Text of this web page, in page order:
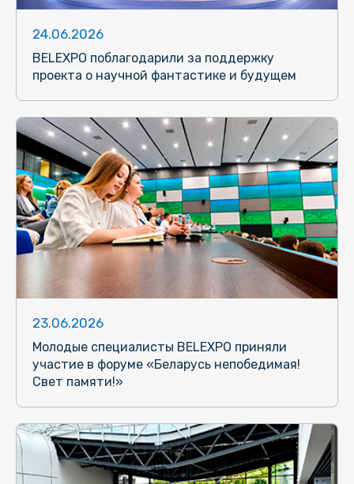
24.06.2026
BELEXPO поблагодарили за поддержку
проекта о научной фантастике и будущем
23.06.2026
Молодые специалисты BELEXPO приняли
участие в форуме «Беларусь непобедимая!
Свет памяти!»